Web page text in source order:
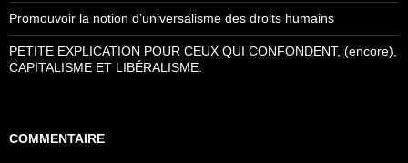
Promouvoir la notion d’universalisme des droits humains
PETITE EXPLICATION POUR CEUX QUI CONFONDENT, (encore),
CAPITALISME ET LIBÉRALISME.
COMMENTAIRE